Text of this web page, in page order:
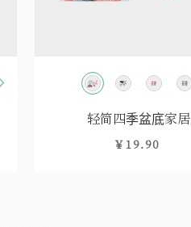
轻简四季盆底家居
￥19.90